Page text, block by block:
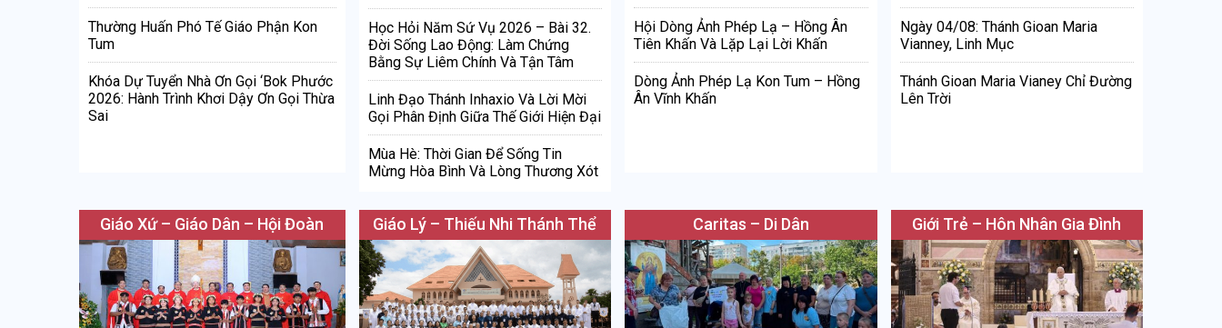
Thường Huấn Phó Tế Giáo Phận Kon
Tum
Khóa Dự Tuyển Nhà Ơn Gọi ‘Bok Phước
2026: Hành Trình Khơi Dậy Ơn Gọi Thừa
Sai
Học Hỏi Năm Sứ Vụ 2026 – Bài 32.
Đời Sống Lao Động: Làm Chứng
Bằng Sự Liêm Chính Và Tận Tâm
Linh Đạo Thánh Inhaxio Và Lời Mời
Gọi Phân Định Giữa Thế Giới Hiện Đại
Mùa Hè: Thời Gian Để Sống Tin
Mừng Hòa Bình Và Lòng Thương Xót
Hội Dòng Ảnh Phép Lạ – Hồng Ân
Tiên Khấn Và Lặp Lại Lời Khấn
Dòng Ảnh Phép Lạ Kon Tum – Hồng
Ân Vĩnh Khấn
Ngày 04/08: Thánh Gioan Maria
Vianney, Linh Mục
Thánh Gioan Maria Vianey Chỉ Đường
Lên Trời
Giáo Xứ – Giáo Dân – Hội Đoàn Giáo Lý – Thiếu Nhi Thánh Thể Caritas – Di Dân Giới Trẻ – Hôn Nhân Gia Đình